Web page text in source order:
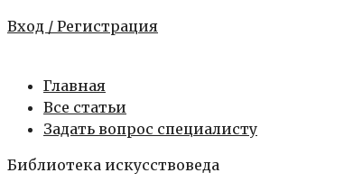
Вход / Регистрация
Главная
Все статьи
Задать вопрос специалисту
Библиотека искусствоведа